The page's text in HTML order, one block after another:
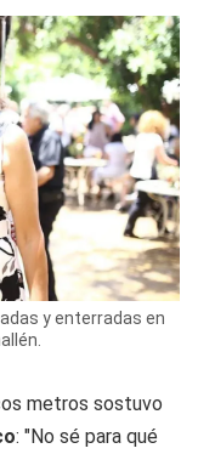
y enterradas en
metros sostuvo
: "No sé para qué